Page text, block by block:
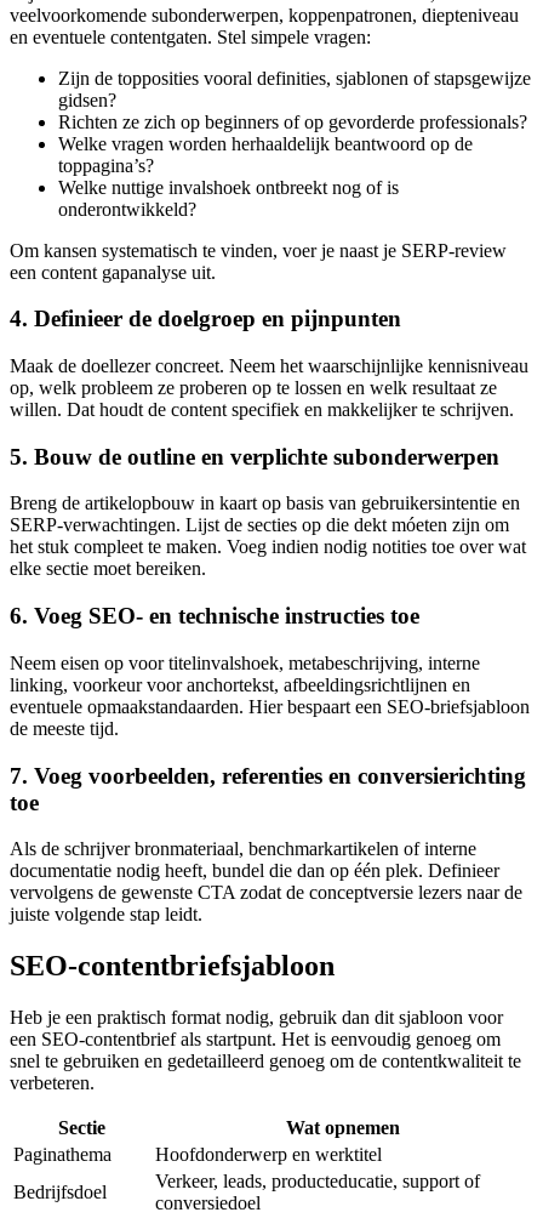
veelvoorkomende subonderwerpen, koppenpatronen, diepteniveau
en eventuele contentgaten. Stel simpele vragen:
Zijn de topposities vooral definities, sjablonen of stapsgewijze
gidsen?
Richten ze zich op beginners of op gevorderde professionals?
Welke vragen worden herhaaldelijk beantwoord op de
toppagina’s?
Welke nuttige invalshoek ontbreekt nog of is
onderontwikkeld?
Om kansen systematisch te vinden, voer je naast je SERP‑review
een content gapanalyse uit.
4. Definieer de doelgroep en pijnpunten
Maak de doellezer concreet. Neem het waarschijnlijke kennisniveau
op, welk probleem ze proberen op te lossen en welk resultaat ze
willen. Dat houdt de content specifiek en makkelijker te schrijven.
5. Bouw de outline en verplichte subonderwerpen
Breng de artikelopbouw in kaart op basis van gebruikersintentie en
SERP‑verwachtingen. Lijst de secties op die dekt móeten zijn om
het stuk compleet te maken. Voeg indien nodig notities toe over wat
elke sectie moet bereiken.
6. Voeg SEO‑ en technische instructies toe
Neem eisen op voor titelinvalshoek, metabeschrijving, interne
linking, voorkeur voor anchortekst, afbeeldingsrichtlijnen en
eventuele opmaakstandaarden. Hier bespaart een SEO‑briefsjabloon
de meeste tijd.
7. Voeg voorbeelden, referenties en conversierichting
toe
Als de schrijver bronmateriaal, benchmarkartikelen of interne
documentatie nodig heeft, bundel die dan op één plek. Definieer
vervolgens de gewenste CTA zodat de conceptversie lezers naar de
juiste volgende stap leidt.
SEO‑contentbriefsjabloon
Heb je een praktisch format nodig, gebruik dan dit sjabloon voor
een SEO‑contentbrief als startpunt. Het is eenvoudig genoeg om
snel te gebruiken en gedetailleerd genoeg om de contentkwaliteit te
verbeteren.
Sectie
Wat opnemen
Paginathema
Hoofdonderwerp en werktitel
Bedrijfsdoel
Verkeer, leads, producteducatie, support of
conversiedoel